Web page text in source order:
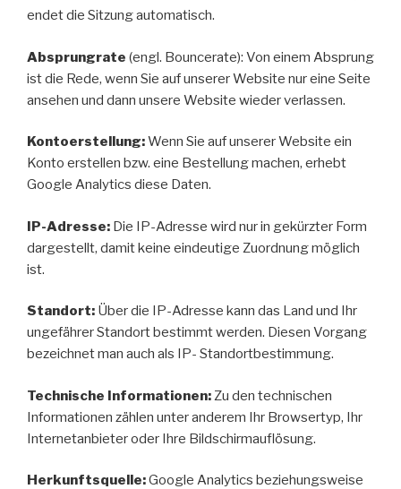
endet die Sitzung automatisch.
Absprungrate (engl. Bouncerate): Von einem Absprung
ist die Rede, wenn Sie auf unserer Website nur eine Seite
ansehen und dann unsere Website wieder verlassen.
Kontoerstellung:Wenn Sie auf unserer Website ein
Konto erstellen bzw. eine Bestellung machen, erhebt
Google Analytics diese Daten.
IP-Adresse: Die IP-Adresse wird nur in gekürzter Form
dargestellt, damit keine eindeutige Zuordnung möglich
ist.
Standort: Über die IP-Adresse kann das Land und Ihr
ungefährer Standort bestimmt werden. Diesen Vorgang
bezeichnet man auch als IP- Standortbestimmung.
Technische Informationen: Zu den technischen
Informationen zählen unter anderem Ihr Browsertyp, Ihr
Internetanbieter oder Ihre Bildschirmauflösung.
Herkunftsquelle:Google Analytics beziehungsweise